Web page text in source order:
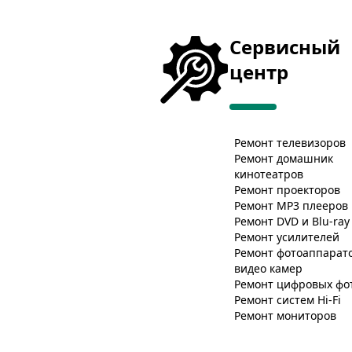
Сервисный
центр
Ремонт телевизоров
Ремонт домашник
кинотеатров
Ремонт проекторов
Ремонт MP3 плееров
Ремонт DVD и Blu-
Ремонт усилителей
Ремонт
видео камер
Ремонт цифровых
Ремонт систем Hi-Fi
Ремонт мониторов